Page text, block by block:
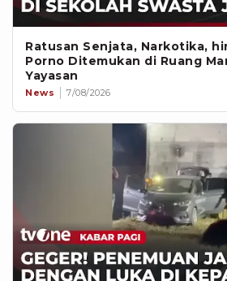
Ratusan Senjata, Narkotika,
Porno Ditemukan di Ruang
Yayasan
News 7/08/2026